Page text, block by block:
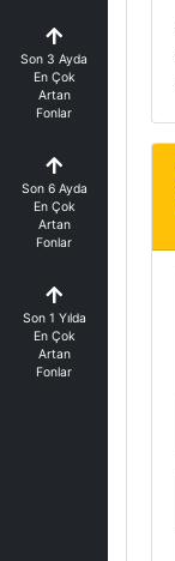
Son 3 Ayda
En Çok
Artan
Fonlar
Son 6 Ayda
En Çok
Artan
Fonlar
Son 1 Yılda
En Çok
Artan
Fonlar